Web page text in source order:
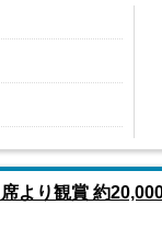
席より観賞 約